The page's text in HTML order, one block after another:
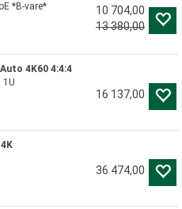
*B-vare*
10 704,00
13 380,00
4K60 4:4:4
1U
16 137,00
36 474,00